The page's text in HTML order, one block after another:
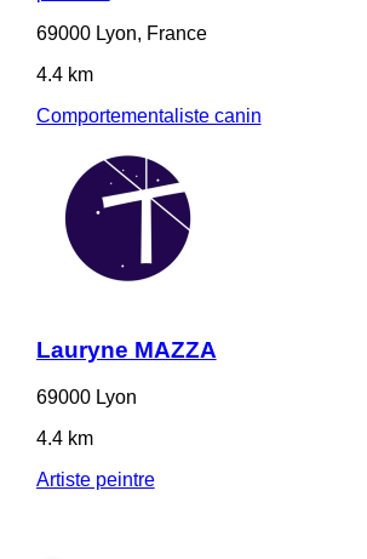
69000 Lyon, France
4.4 km
Comportementaliste canin
Lauryne MAZZA
69000 Lyon
4.4 km
Artiste peintre